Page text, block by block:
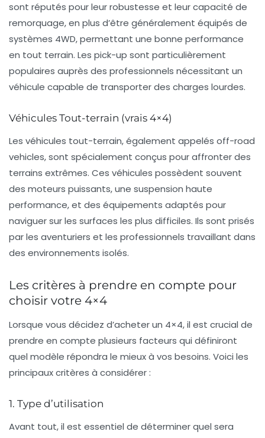
sont réputés pour leur robustesse et leur capacité de
remorquage, en plus d’être généralement équipés de
systèmes 4WD, permettant une bonne performance
en tout terrain. Les pick-up sont particulièrement
populaires auprès des professionnels nécessitant un
véhicule capable de transporter des charges lourdes.
Véhicules Tout-terrain (vrais 4×4)
Les véhicules tout-terrain, également appelés off-road
vehicles, sont spécialement conçus pour affronter des
terrains extrêmes. Ces véhicules possèdent souvent
des moteurs puissants, une suspension haute
performance, et des équipements adaptés pour
naviguer sur les surfaces les plus difficiles. Ils sont prisés
par les aventuriers et les professionnels travaillant dans
des environnements isolés.
Les critères à prendre en compte pour
choisir votre 4×4
Lorsque vous décidez d’acheter un 4×4, il est crucial de
prendre en compte plusieurs facteurs qui définiront
quel modèle répondra le mieux à vos besoins. Voici les
principaux critères à considérer :
1. Type d’utilisation
Avant tout, il est essentiel de déterminer quel sera